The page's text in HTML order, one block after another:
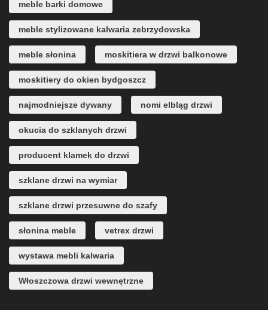
meble barki domowe
meble stylizowane kalwaria zebrzydowska
meble słonina moskitiera w drzwi balkonowe
moskitiery do okien bydgoszcz
najmodniejsze dywany nomi elbląg drzwi
okucia do szklanych drzwi
producent klamek do drzwi
szklane drzwi na wymiar
szklane drzwi przesuwne do szafy
słonina meble vetrex drzwi
wystawa mebli kalwaria
Włoszczowa drzwi wewnętrzne